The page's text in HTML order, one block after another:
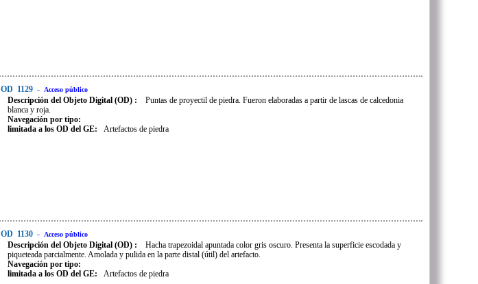
OD 1129 - Acceso público
Descripción del Objeto Digital (OD) :
Puntas de proyectil de piedra. Fueron elaboradas a partir de lascas de calcedonia
blanca y roja.
Navegación por tipo:
limitada a los OD del GE:
Artefactos de piedra
OD 1130 - Acceso público
Descripción del Objeto Digital (OD) :
Hacha trapezoidal apuntada color gris oscuro. Presenta la superficie escodada y
piqueteada parcialmente. Amolada y pulida en la parte distal (útil) del artefacto.
Navegación por tipo:
limitada a los OD del GE:
Artefactos de piedra